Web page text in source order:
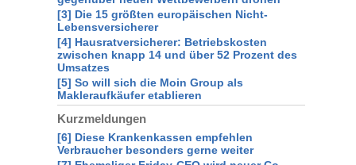
[3] Die 15 größten europäischen Nicht-
Lebensversicherer
[4] Hausratversicherer: Betriebskosten
zwischen knapp 14 und über 52 Prozent des
Umsatzes
[5] So will sich die Moin Group als
Makleraufkäufer etablieren
Kurzmeldungen
[6] Diese Krankenkassen empfehlen
Verbraucher besonders gerne weiter